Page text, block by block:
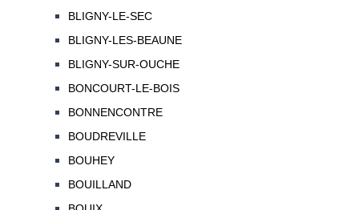
BLIGNY-LE-SEC
BLIGNY-LES-BEAUNE
BLIGNY-SUR-OUCHE
BONCOURT-LE-BOIS
BONNENCONTRE
BOUDREVILLE
BOUHEY
BOUILLAND